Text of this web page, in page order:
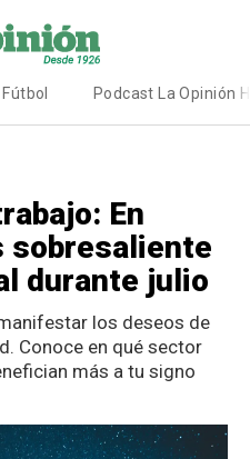
Fútbol Podcast La Opinión
En
sobresaliente
durante julio
los deseos de
Conoce en qué sector
más a tu signo